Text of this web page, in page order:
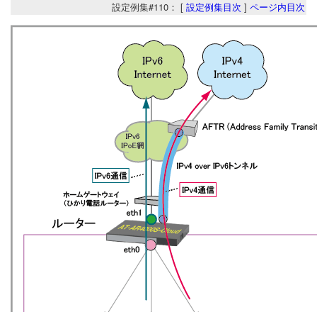
設定例集#110： [ 設定例集目次 ] ページ内目次